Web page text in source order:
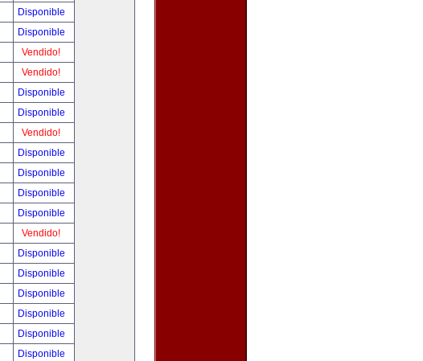
Disponible
Disponible
Vendido!
Vendido!
Disponible
Disponible
Vendido!
Disponible
Disponible
Disponible
Disponible
Vendido!
Disponible
Disponible
Disponible
Disponible
Disponible
Disponible